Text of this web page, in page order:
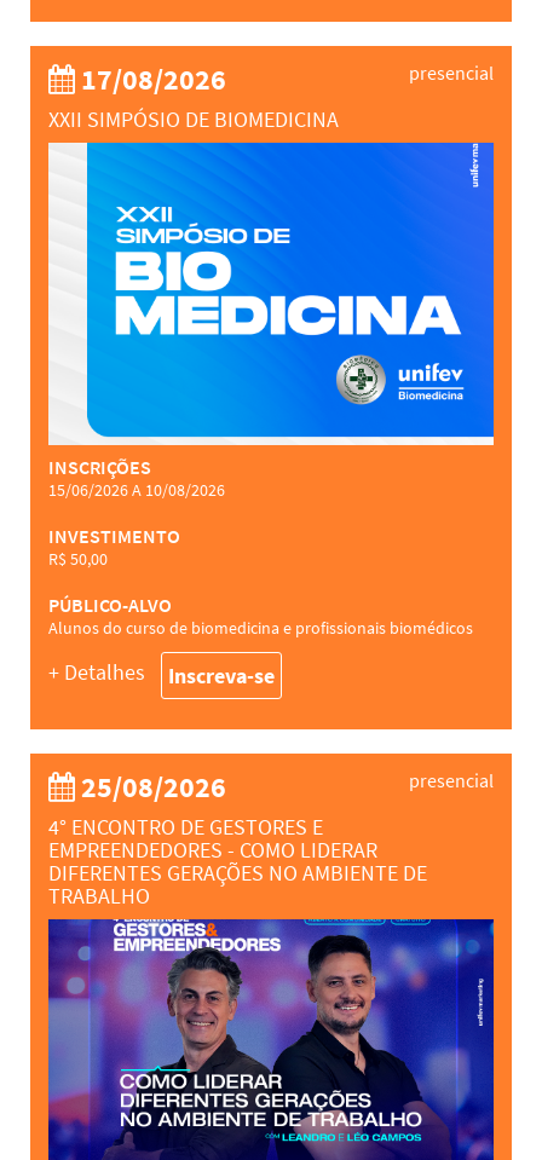
presencial
17/08/2026
XXII SIMPÓSIO DE BIOMEDICINA
INSCRIÇÕES
15/06/2026 A 10/08/2026
INVESTIMENTO
R$ 50,00
PÚBLICO-ALVO
Alunos do curso de biomedicina e profissionais biomédicos
+ Detalhes Inscreva-se
presencial
25/08/2026
4° ENCONTRO DE GESTORES E
EMPREENDEDORES - COMO LIDERAR
DIFERENTES GERAÇÕES NO AMBIENTE DE
TRABALHO